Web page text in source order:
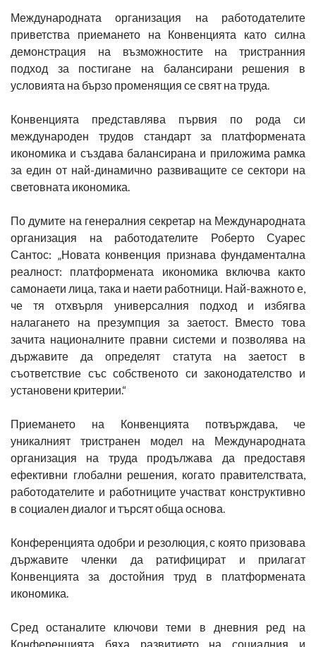
Международната организация на работодателите
приветства приемането на Конвенцията като силна
демонстрация на възможностите на тристранния
подход за постигане на балансирани решения в
условията на бързо променящия се свят на труда.
Конвенцията представлява първия по рода си
международен трудов стандарт за платформената
икономика и създава балансирана и приложима рамка
за един от най-динамично развиващите се сектори на
световната икономика.
По думите на генералния секретар на Международната
организация на работодателите Роберто Суарес
Сантос: „Новата конвенция признава фундаментална
реалност: платформената икономика включва както
самонаети лица, така и наети работници. Най-важното е,
че тя отхвърля универсалния подход и избягва
налагането на презумпция за заетост. Вместо това
зачита националните правни системи и позволява на
държавите да определят статута на заетост в
съответствие със собственото си законодателство и
установени критерии.“
Приемането на Конвенцията потвърждава, че
уникалният тристранен модел на Международната
организация на труда продължава да предоставя
ефективни глобални решения, когато правителствата,
работодателите и работниците участват конструктивно
в социален диалог и търсят обща основа.
Конференцията одобри и резолюция, с която призовава
държавите членки да ратифицират и прилагат
Конвенцията за достойния труд в платформената
икономика.
Сред останалите ключови теми в дневния ред на
Конференцията бяха развитието на социалния и